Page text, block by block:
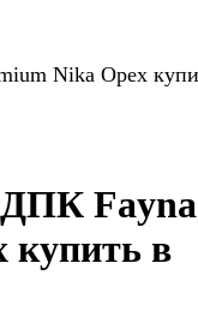
Nika Орех
ДПК
купить в